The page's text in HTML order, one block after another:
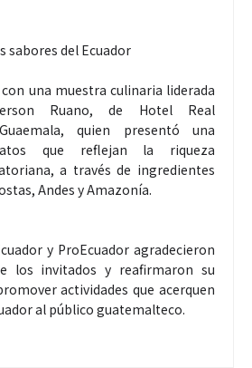
sabores del Ecuador
una muestra culinaria liderada
Ruano, de Hotel Real
quien presentó una
que reflejan la riqueza
a través de ingredientes
Andes y Amazonía.
y ProEcuador agradecieron
los invitados y reafirmaron su
actividades que acerquen
al público guatemalteco.